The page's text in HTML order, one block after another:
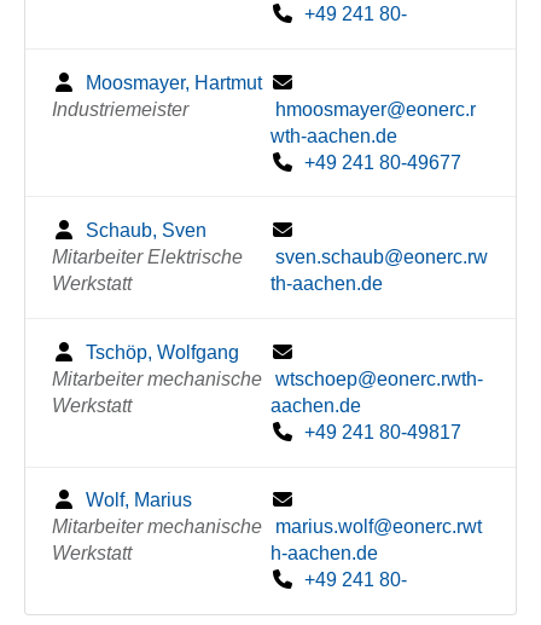
+49 241 80-
Moosmayer, Hartmut
Industriemeister
hmoosmayer@eonerc.r
wth-aachen.de
+49 241 80-49677
Schaub, Sven
Mitarbeiter Elektrische
Werkstatt
sven.schaub@eonerc.rw
th-aachen.de
Tschöp, Wolfgang
Mitarbeiter mechanische
Werkstatt
wtschoep@eonerc.rwth-
aachen.de
+49 241 80-49817
Wolf, Marius
Mitarbeiter mechanische
Werkstatt
marius.wolf@eonerc.rwt
h-aachen.de
+49 241 80-